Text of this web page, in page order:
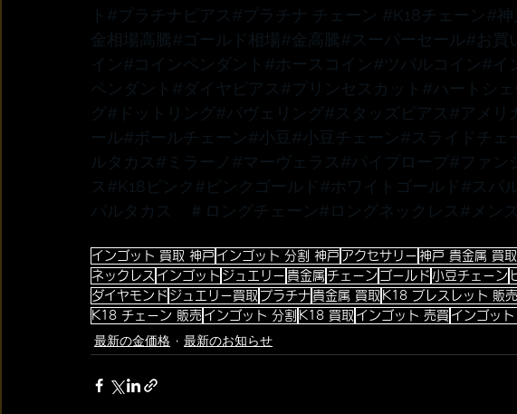
ト #プラチナピアス #プラチナ チェーン #K18チェーン#神
金相場高騰#ゴールド相場 #金高騰#スーパーセール#お買
イン#コインペンダント #ホースコイン#ツバルコイン#イ
ペンダント #ダイヤピアス #プリンセスカット #ハートシェ
グ#ドットリング#パヴェリング#スタッズピアス #アメリ
ール#ボールチェーン#小豆#小豆チェーン#スライドチェ
ルタカス #ミラーノ #マーヴェラス #パイプロープ #ファン
ス #K18ピンク #ピンクゴールド #ホワイトゴールド #スパ
パルタカス
＃ロングチェーン#ロングネックレス #メン
インゴット 買取 神戸 インゴット 分割 神戸 アクセサリー 神戸 貴金属 買取
ネックレス インゴット ジュエリー 貴金属 チェーン ゴールド 小豆チェーン
ダイヤモンド ジュエリー買取 プラチナ貴金属 買取 K18 ブレスレット 販売
K18 チェーン 販売 インゴット 分割 K18 買取 インゴット 売買 インゴット
最新の金価格 最新のお知らせ